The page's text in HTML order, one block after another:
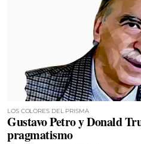
LOS COLORES DEL PRISMA
Gustavo Petro y Donald
pragmatismo